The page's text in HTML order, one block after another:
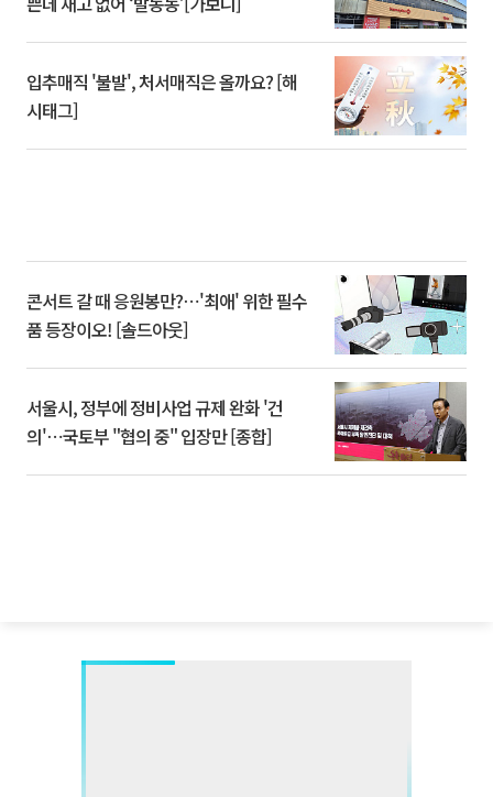
입추매직 '불발', 처서매직은 올까요? [해
시태그]
콘서트 갈 때 응원봉만?⋯'최애' 위한 필수
품 등장이오! [솔드아웃]
서울시, 정부에 정비사업 규제 완화 '건
의'⋯국토부 "협의 중" 입장만 [종합]